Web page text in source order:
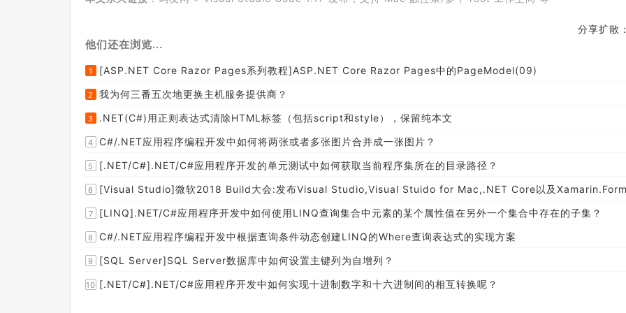
分享扩散：
他们还在浏览...
1 [ASP.NET Core Razor Pages系列教程]ASP.NET Core Razor Pages中的PageModel(09)
2 我为何三番五次地更换主机服务提供商？
3 .NET(C#)用正则表达式清除HTML标签（包括script和style），保留纯本文
4 C#/.NET应用程序编程开发中如何将两张或者多张图片合并成一张图片？
5 [.NET/C#].NET/C#应用程序开发的单元测试中如何获取当前程序集所在的目录路径？
6 [Visual Studio]微软2018 Build大会:发布Visual Studio,Visual Stuido for Mac,.NET Core以及Xamarin.Forms的最新版本及
7 [LINQ].NET/C#应用程序开发中如何使用LINQ查询集合中元素的某个属性值在另外一个集合中存在的子集？
8 C#/.NET应用程序编程开发中根据查询条件动态创建LINQ的Where查询表达式的实现方案
9 [SQL Server]SQL Server数据库中如何设置主键列为自增列？
10 [.NET/C#].NET/C#应用程序开发中如何实现十进制数字和十六进制间的相互转换呢？